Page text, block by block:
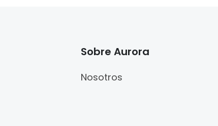
Sobre Aurora
Nosotros